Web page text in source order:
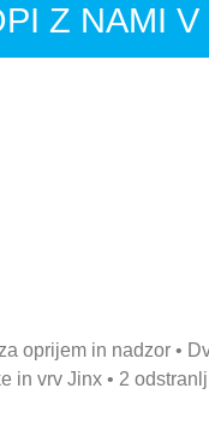
Z NAMI
oprijem in nadzor •
in vrv Jinx • 2